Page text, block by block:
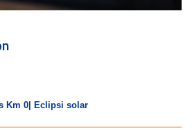
Km 0| Eclipsi solar